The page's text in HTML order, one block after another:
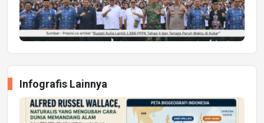
Infografis Lainnya